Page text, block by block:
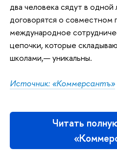
два человека сядут в одной
договорятся о совместном
международное
цепочки, которые
школами,— уникальны.
Источник: «Коммерсантъ»
Читать